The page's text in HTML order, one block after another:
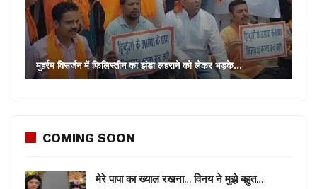
मुहर्रम विसर्जन में फिलिस्तीन का झंडा लहराने को लेकर भड़के…
COMING SOON
मेरे पापा का ख्याल रखना… विनय ने मुझे बहुत…